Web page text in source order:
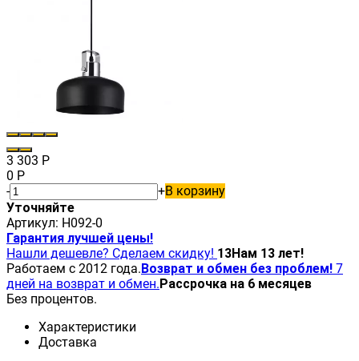
3 303 Р
0 Р
-
+В корзину
Уточняйте
Артикул: H092-0
Гарантия лучшей цены!
Нашли дешевле? Сделаем скидку! 13Нам 13 лет!
Работаем с 2012 года.Возврат и обмен без проблем! 7
дней на возврат и обмен.Рассрочка на 6 месяцев
Без процентов.
Характеристики
Доставка